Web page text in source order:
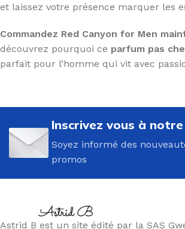
et laissez votre présence marquer les
Commandez Red Canyon for Men
découvrez pourquoi ce parfum pas
parfait pour l’homme qui vit avec
Inscrivez vous à
Soyez informé des
promos
Astrid B est un site édité par la SAS